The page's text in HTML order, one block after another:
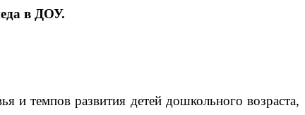
в ДОУ.
и темпов развития детей дошкольного возраста,